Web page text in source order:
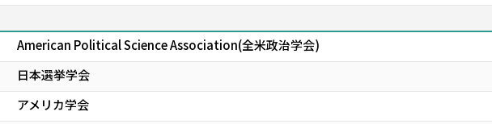
American Political Science Association(全米政治学会)
日本選挙学会
アメリカ学会